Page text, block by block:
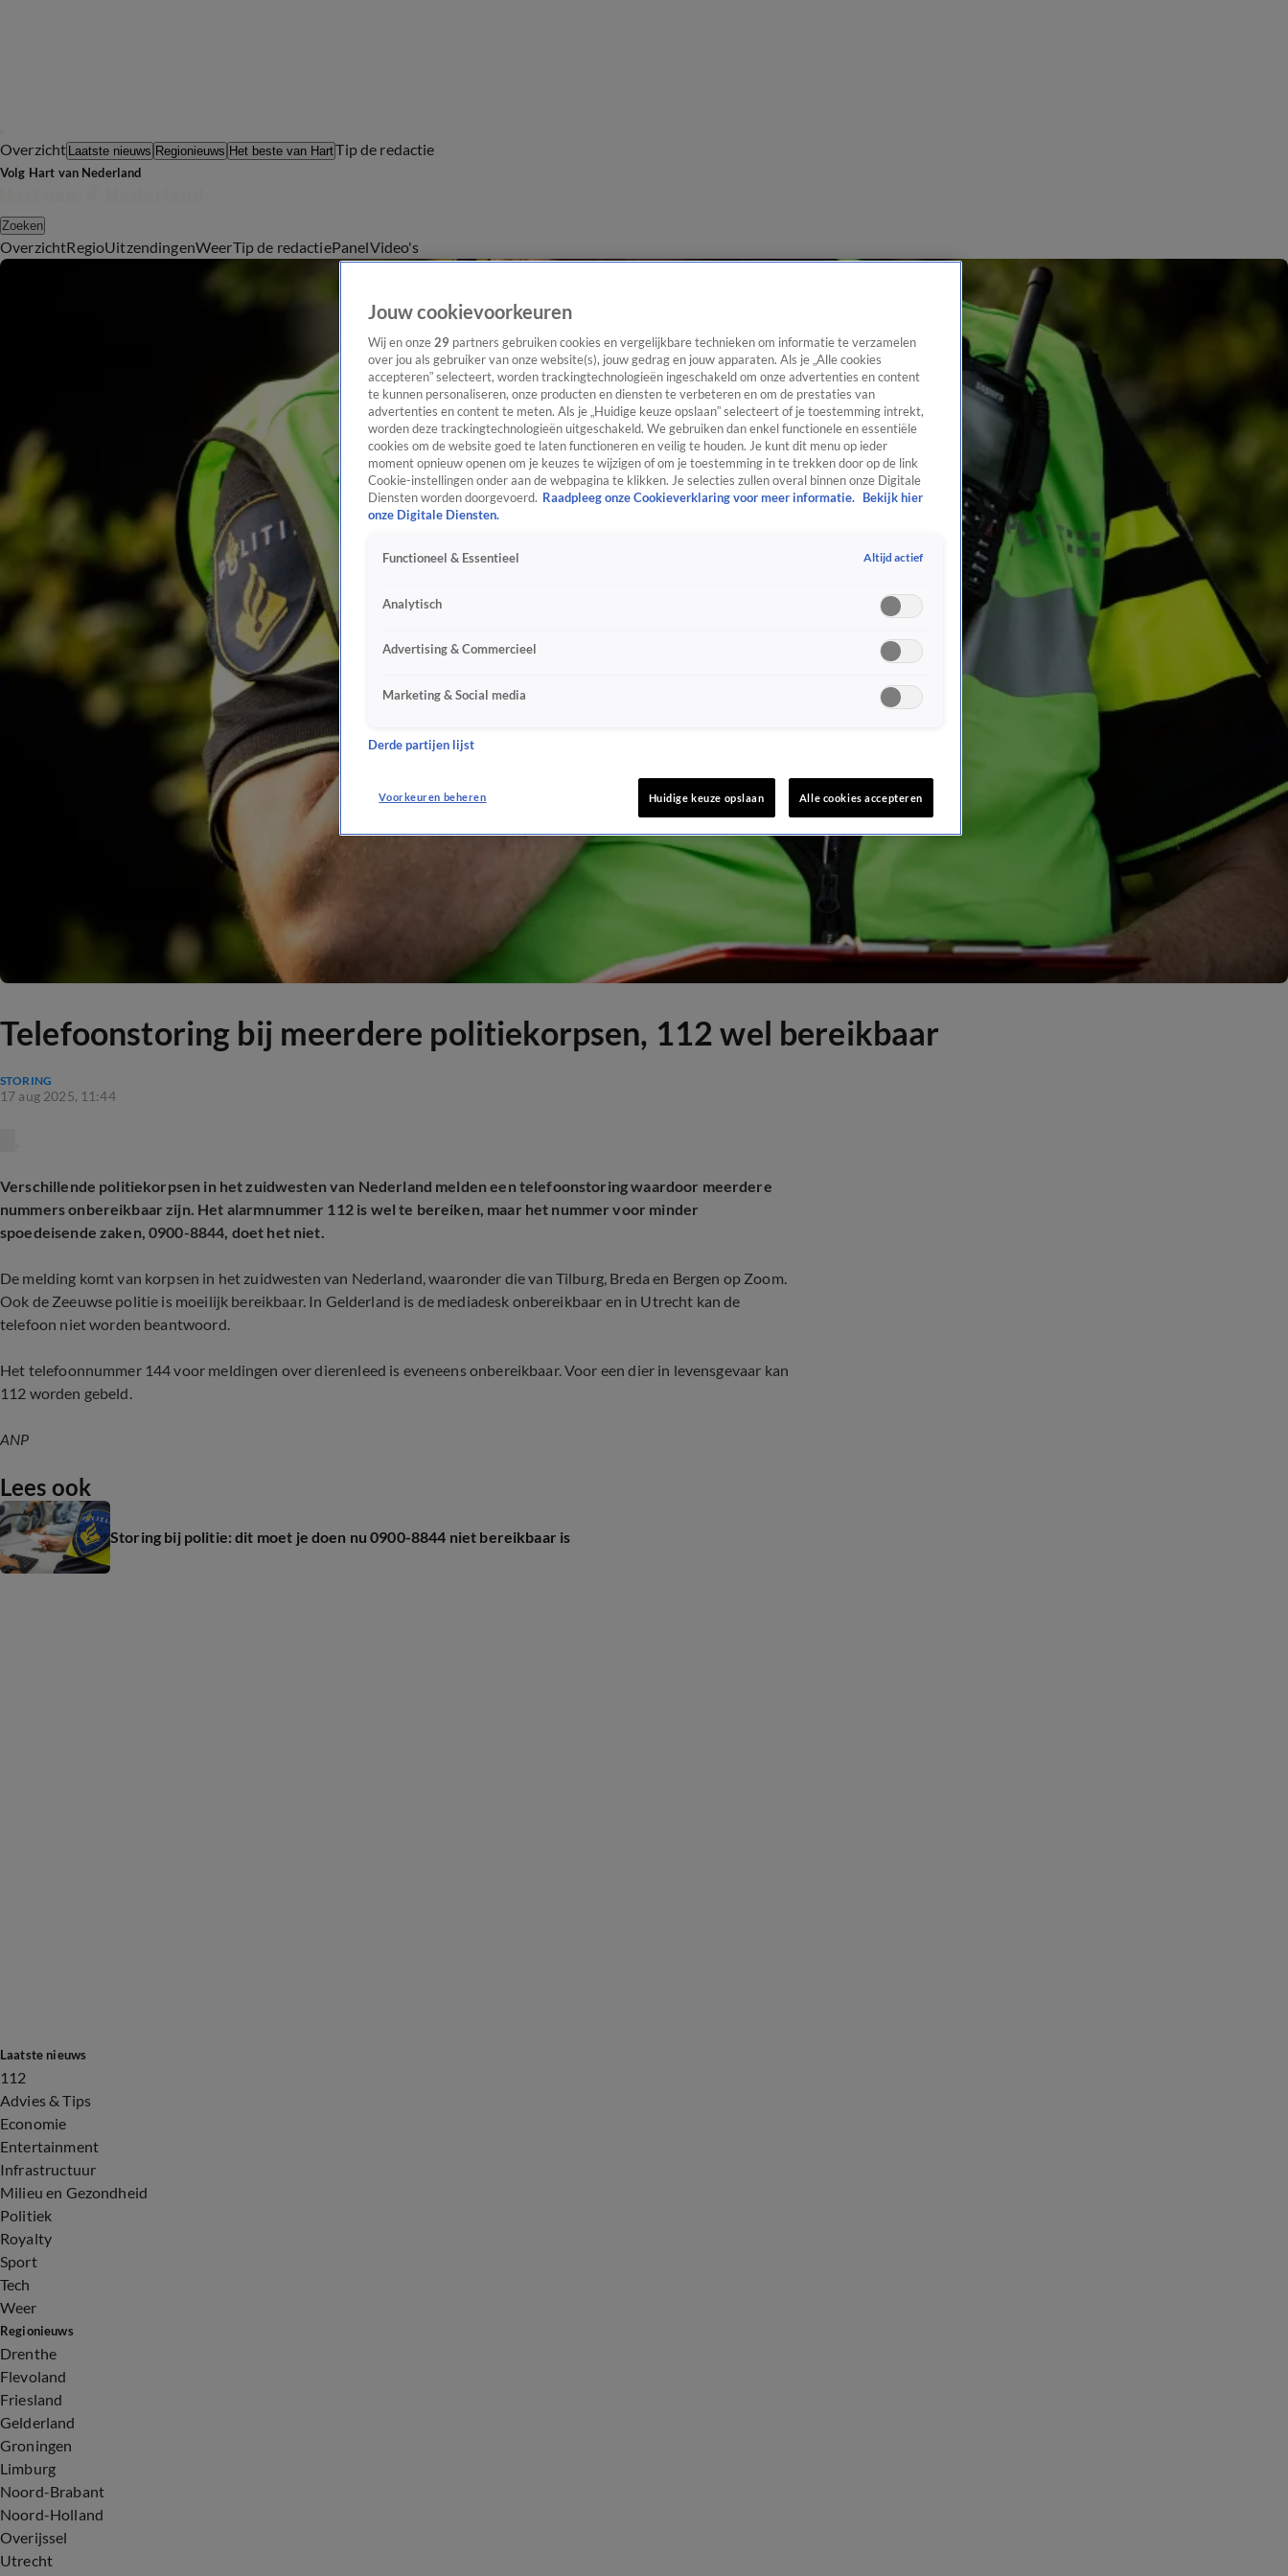
Overzicht Laatste nieuws Regionieuws Het beste van HartTip de redactie
Volg Hart van Nederland
Zoeken
OverzichtRegioUitzendingenWeerTip de redactiePanelVideo's
Telefoonstoring bij meerdere politiekorpsen, 112 wel bereikbaar
STORING
17 aug 2025, 11:44
Verschillende politiekorpsen in het zuidwesten van Nederland melden een telefoonstoring waardoor meerdere
nummers onbereikbaar zijn. Het alarmnummer 112 is wel te bereiken, maar het nummer voor minder
spoedeisende zaken, 0900-8844, doet het niet.
De melding komt van korpsen in het zuidwesten van Nederland, waaronder die van Tilburg, Breda en Bergen op Zoom.
Ook de Zeeuwse politie is moeilijk bereikbaar. In Gelderland is de mediadesk onbereikbaar en in Utrecht kan de
telefoon niet worden beantwoord.
Het telefoonnummer 144 voor meldingen over dierenleed is eveneens onbereikbaar. Voor een dier in levensgevaar kan
112 worden gebeld.
ANP
Lees ook
Storing bij politie: dit moet je doen nu 0900-8844 niet bereikbaar is
Laatste nieuws
112
Advies & Tips
Economie
Entertainment
Infrastructuur
Milieu en Gezondheid
Politiek
Royalty
Sport
Tech
Weer
Regionieuws
Drenthe
Flevoland
Friesland
Gelderland
Groningen
Limburg
Noord-Brabant
Noord-Holland
Overijssel
Utrecht
Jouw cookievoorkeuren
Wij en onze 29 partners gebruiken cookies en vergelijkbare technieken om informatie te verzamelen
over jou als gebruiker van onze website(s), jouw gedrag en jouw apparaten. Als je „Alle cookies
accepteren” selecteert, worden trackingtechnologieën ingeschakeld om onze advertenties en content
te kunnen personaliseren, onze producten en diensten te verbeteren en om de prestaties van
advertenties en content te meten. Als je „Huidige keuze opslaan” selecteert of je toestemming intrekt,
worden deze trackingtechnologieën uitgeschakeld. We gebruiken dan enkel functionele en essentiële
cookies om de website goed te laten functioneren en veilig te houden. Je kunt dit menu op ieder
moment opnieuw openen om je keuzes te wijzigen of om je toestemming in te trekken door op de link
Cookie-instellingen onder aan de webpagina te klikken. Je selecties zullen overal binnen onze Digitale
Diensten worden doorgevoerd. Raadpleeg onze Cookieverklaring voor meer informatie.
Bekijk hier
onze Digitale Diensten.
Functioneel & Essentieel Altijd actief
Analytisch
Advertising & Commercieel
Marketing & Social media
Derde partijen lijst
Voorkeuren beheren Huidige keuze opslaan Alle cookies accepteren